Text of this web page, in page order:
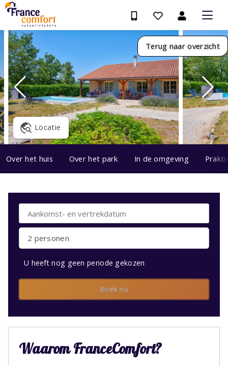
Terug naar overzicht
Locatie
Over het huis Over het park In de omgeving
2 personen
U heeft nog geen periode gekozen
Boek nu
Waarom FranceComfort?